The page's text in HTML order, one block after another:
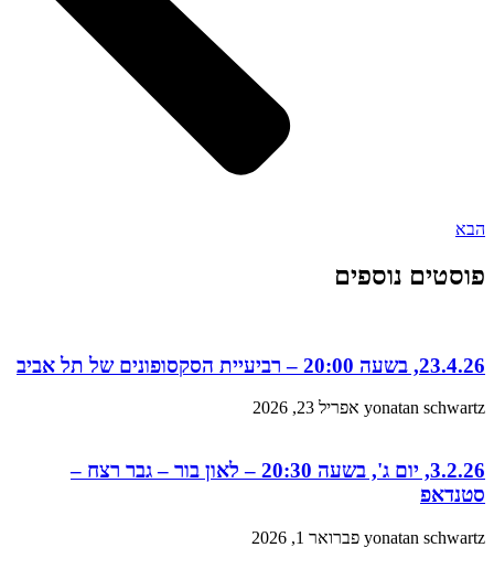
הבא
פוסטים נוספים
23.4.26, בשעה 20:00 – רביעיית הסקסופונים של תל אביב
yonatan schwartz אפריל 23, 2026
3.2.26, יום ג', בשעה 20:30 – לאון בור – גבר רצח –
סטנדאפ
yonatan schwartz פברואר 1, 2026